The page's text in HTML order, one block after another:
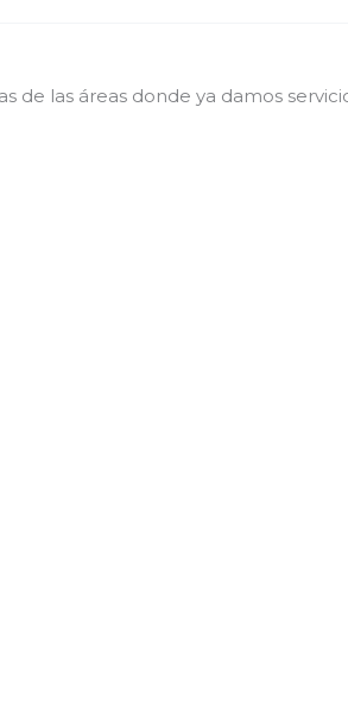
de las áreas donde ya damos